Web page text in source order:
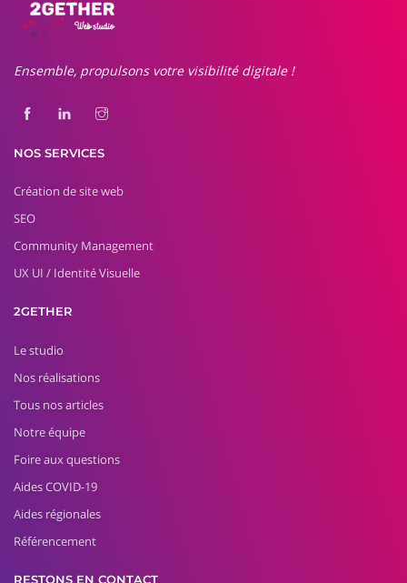
Ensemble, propulsons votre visibilité digitale !
NOS SERVICES
Création de site web
SEO
Community Management
UX UI / Identité Visuelle
2GETHER
Le studio
Nos réalisations
Tous nos articles
Notre équipe
Foire aux questions
Aides COVID-19
Aides régionales
Référencement
RESTONS EN CONTACT